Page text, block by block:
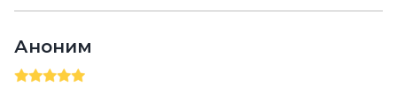
Аноним